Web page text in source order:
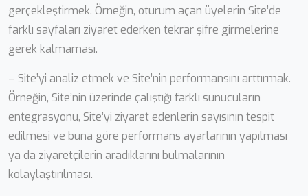
gerçekleştirmek. Örneğin, oturum açan üyelerin Site’de
farklı sayfaları ziyaret ederken tekrar şifre girmelerine
gerek kalmaması.
– Site’yi analiz etmek ve Site’nin performansını arttırmak.
Örneğin, Site’nin üzerinde çalıştığı farklı sunucuların
entegrasyonu, Site’yi ziyaret edenlerin sayısının tespit
edilmesi ve buna göre performans ayarlarının yapılması
ya da ziyaretçilerin aradıklarını bulmalarının
kolaylaştırılması.